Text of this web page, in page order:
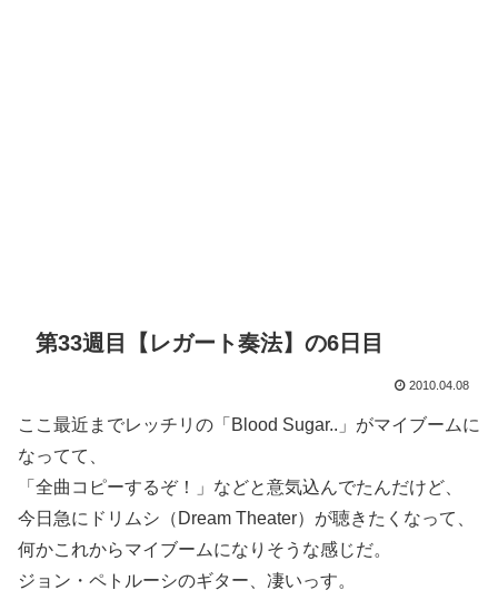
第33週目【レガート奏法】の6日目
2010.04.08
ここ最近までレッチリの「Blood Sugar..」がマイブームに
なってて、
「全曲コピーするぞ！」などと意気込んでたんだけど、
今日急にドリムシ（Dream Theater）が聴きたくなって、
何かこれからマイブームになりそうな感じだ。
ジョン・ペトルーシのギター、凄いっす。